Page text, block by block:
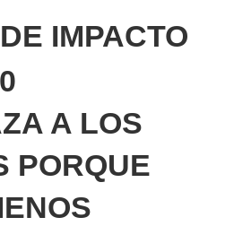
IMPACTO
A LOS
PORQUE